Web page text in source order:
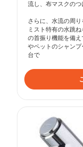
流し、布マスクのつ
さらに、水流の周り
ミスト特有の水跳
の首振り機能を備
やペットのシャン
台で